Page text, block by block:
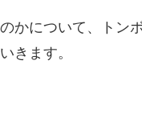
かについて、トン
きます。